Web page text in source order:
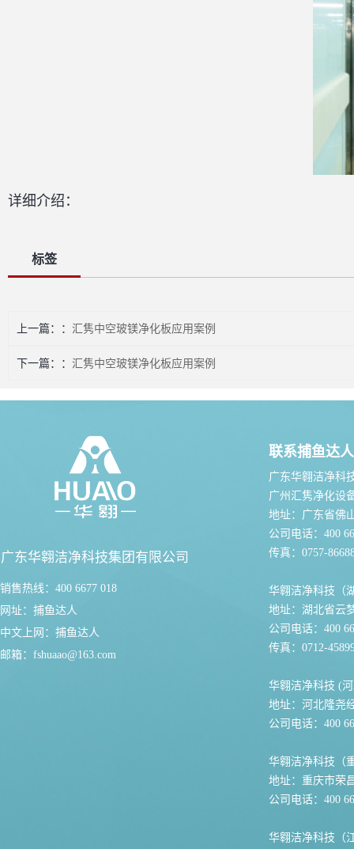
详细介绍：
标签
上一篇： 汇隽中空玻镁净化板应用案例
下一篇： 汇隽中空玻镁净化板应用案例
广东华翱洁净科技集团有限公司
销售热线：400 6677 018
网址： 捕鱼达人
中文上网： 捕鱼达人
邮箱： fshuaao@163.com
联系捕鱼达人
广东华翱洁净科
广州汇隽净化设
地址：广东省佛
公司电话：400
传真：0757-
华翱洁净科技（
地址：湖北省云
公司电话：400
传真：0712-
华翱洁净科技 (
地址：河北隆尧
公司电话：400
华翱洁净科技（
地址：重庆市荣
公司电话：400
华翱洁净科技（